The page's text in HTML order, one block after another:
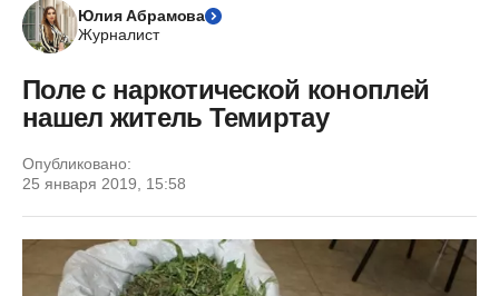
Юлия Абрамова
Журналист
Поле с наркотической коноплей
нашел житель Темиртау
Опубликовано:
25 января 2019, 15:58